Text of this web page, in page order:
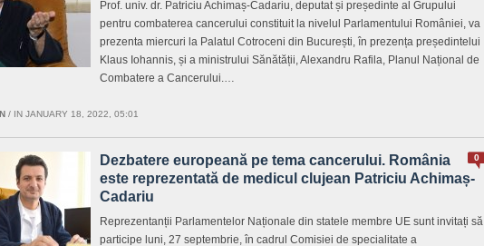
Prof. univ. dr. Patriciu Achimaș-Cadariu, deputat și președinte al Grupului
pentru combaterea cancerului constituit la nivelul Parlamentului României, va
prezenta miercuri la Palatul Cotroceni din București, în prezența președintelui
Klaus Iohannis, și a ministrului Sănătății, Alexandru Rafila, Planul Național de
Combatere a Cancerului.…
/ IN JANUARY 18, 2022, 05:01
0
Dezbatere europeană pe tema cancerului. România
este reprezentată de medicul clujean Patriciu Achimaș-
Cadariu
Reprezentanții Parlamentelor Naționale din statele membre UE sunt invitați să
participe luni, 27 septembrie, în cadrul Comisiei de specialitate a